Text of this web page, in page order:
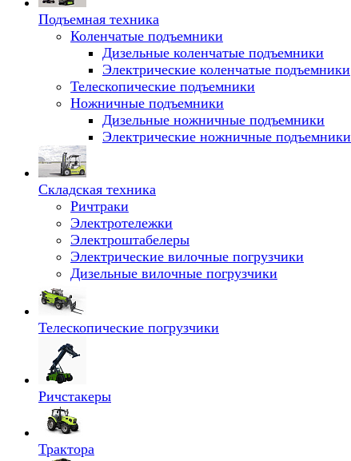
Подъемная техника
Коленчатые подъемники
Дизельные коленчатые подъемники
Электрические коленчатые подъемники
Телескопические подъемники
Ножничные подъемники
Дизельные ножничные подъемники
Электрические ножничные подъемники
Складская техника
Ричтраки
Электротележки
Электроштабелеры
Электрические вилочные погрузчики
Дизельные вилочные погрузчики
Телескопические погрузчики
Ричстакеры
Трактора